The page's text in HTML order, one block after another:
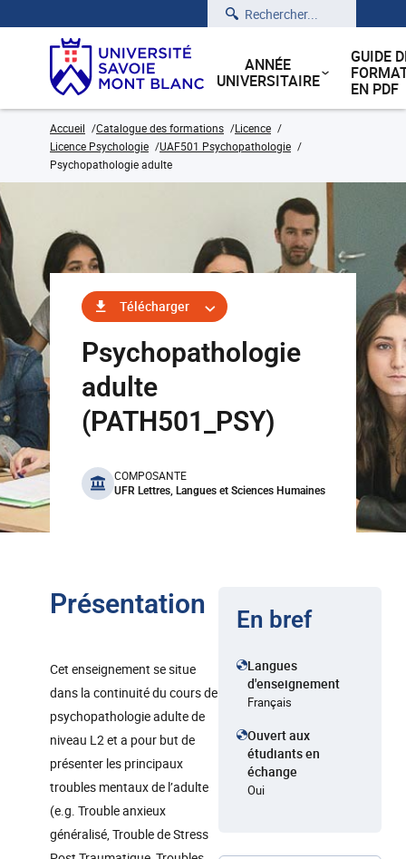
Rechercher
ANNÉE
UNIVERSITAIRE
GUIDE
EN PDF
Accueil Catalogue des formations
Licence
Licence Psychologie
UAF501 Psychopathologie
Psychopathologie adulte
Télécharger
Psychopathologie
adulte
(PATH501_PSY)
benefits
COMPOSANTE
UFR Lettres, Langues et Sciences Humaines
Présentation
Cet enseignement se situe
dans la continuité du cours de
psychopathologie adulte de
niveau L2 et a pour but de
présenter les principaux
troubles mentaux de l’adulte
(e.g. Trouble anxieux
généralisé, Trouble de Stress
En bref
Langues
d'enseignement
Français
Ouvert aux
étudiants en
échange
Oui